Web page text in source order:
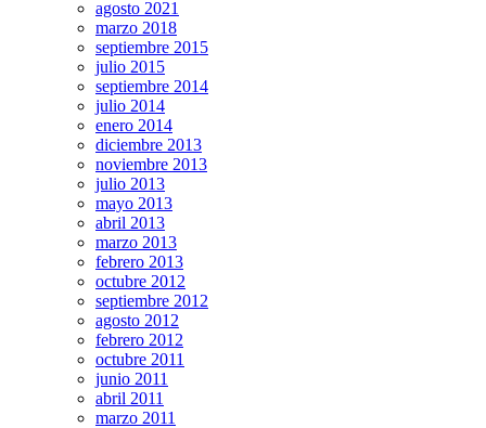
agosto 2021
marzo 2018
septiembre 2015
julio 2015
septiembre 2014
julio 2014
enero 2014
diciembre 2013
noviembre 2013
julio 2013
mayo 2013
abril 2013
marzo 2013
febrero 2013
octubre 2012
septiembre 2012
agosto 2012
febrero 2012
octubre 2011
junio 2011
abril 2011
marzo 2011